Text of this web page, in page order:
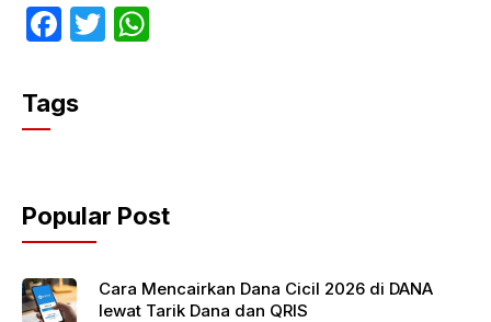
F
c
e
o
o
k
T
p
p
Tags
Popular Post
Cara Mencairkan Dana Cicil 2026 di DANA
lewat Tarik Dana dan QRIS